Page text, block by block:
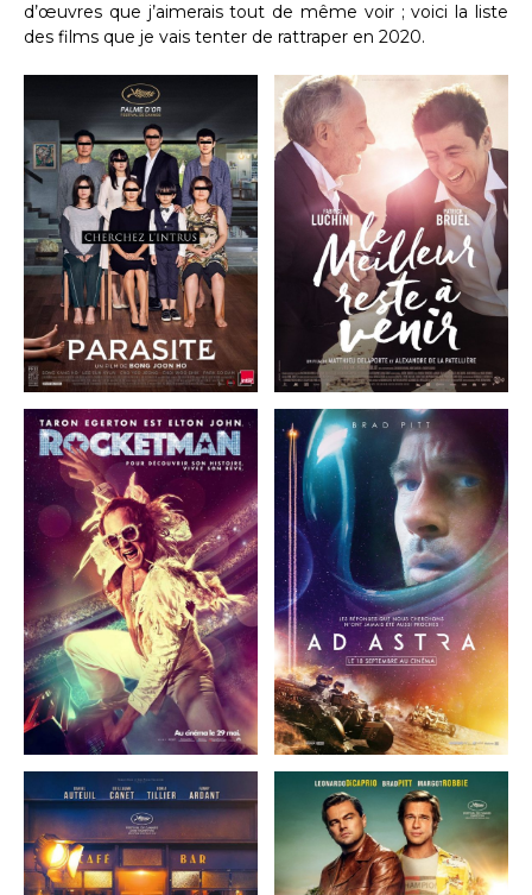
d’œuvres que j’aimerais tout de même voir ; voici la liste
des films que je vais tenter de rattraper en 2020.